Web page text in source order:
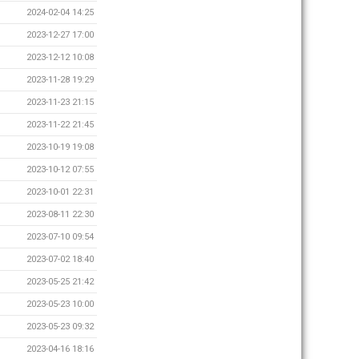
2024-02-04 14:25
2023-12-27 17:00
2023-12-12 10:08
2023-11-28 19:29
2023-11-23 21:15
2023-11-22 21:45
2023-10-19 19:08
2023-10-12 07:55
2023-10-01 22:31
2023-08-11 22:30
2023-07-10 09:54
2023-07-02 18:40
2023-05-25 21:42
2023-05-23 10:00
2023-05-23 09:32
2023-04-16 18:16